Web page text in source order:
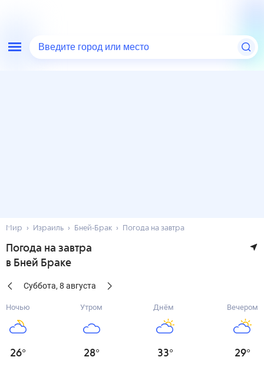
Введите город или место
Мир Израиль Бней-Брак Погода на завтра
Погода на завтра
в Бней Браке
Суббота, 8 августа
Ночью
26°
Утром
28°
Днём
33°
Вечером
29°